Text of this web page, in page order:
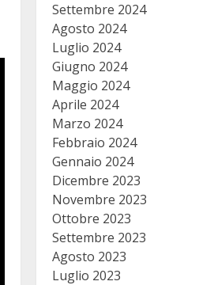
Settembre 2024
Agosto 2024
Luglio 2024
Giugno 2024
Maggio 2024
Aprile 2024
Marzo 2024
Febbraio 2024
Gennaio 2024
Dicembre 2023
Novembre 2023
Ottobre 2023
Settembre 2023
Agosto 2023
Luglio 2023